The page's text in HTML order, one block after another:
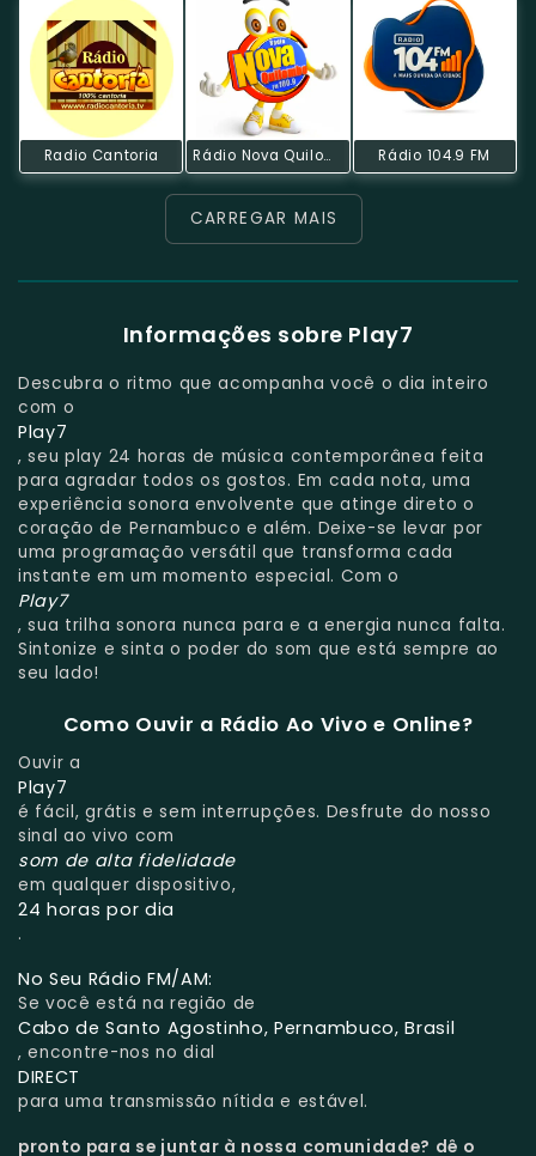
Radio Cantoria Rádio Nova Quilombo FM Rádio 104.9 FM
CARREGAR MAIS
Informações sobre Play7
Descubra o ritmo que acompanha você o dia inteiro
com o
Play7
, seu play 24 horas de música contemporânea feita
para agradar todos os gostos. Em cada nota, uma
experiência sonora envolvente que atinge direto o
coração de Pernambuco e além. Deixe-se levar por
uma programação versátil que transforma cada
instante em um momento especial. Com o
Play7
, sua trilha sonora nunca para e a energia nunca falta.
Sintonize e sinta o poder do som que está sempre ao
seu lado!
Como Ouvir a Rádio Ao Vivo e Online?
Ouvir a
Play7
é fácil, grátis e sem interrupções. Desfrute do nosso
sinal ao vivo com
som de alta fidelidade
em qualquer dispositivo,
24 horas por dia
.
No Seu Rádio FM/AM:
Se você está na região de
Cabo de Santo Agostinho, Pernambuco, Brasil
, encontre-nos no dial
DIRECT
para uma transmissão nítida e estável.
pronto para se juntar à nossa comunidade? dê o